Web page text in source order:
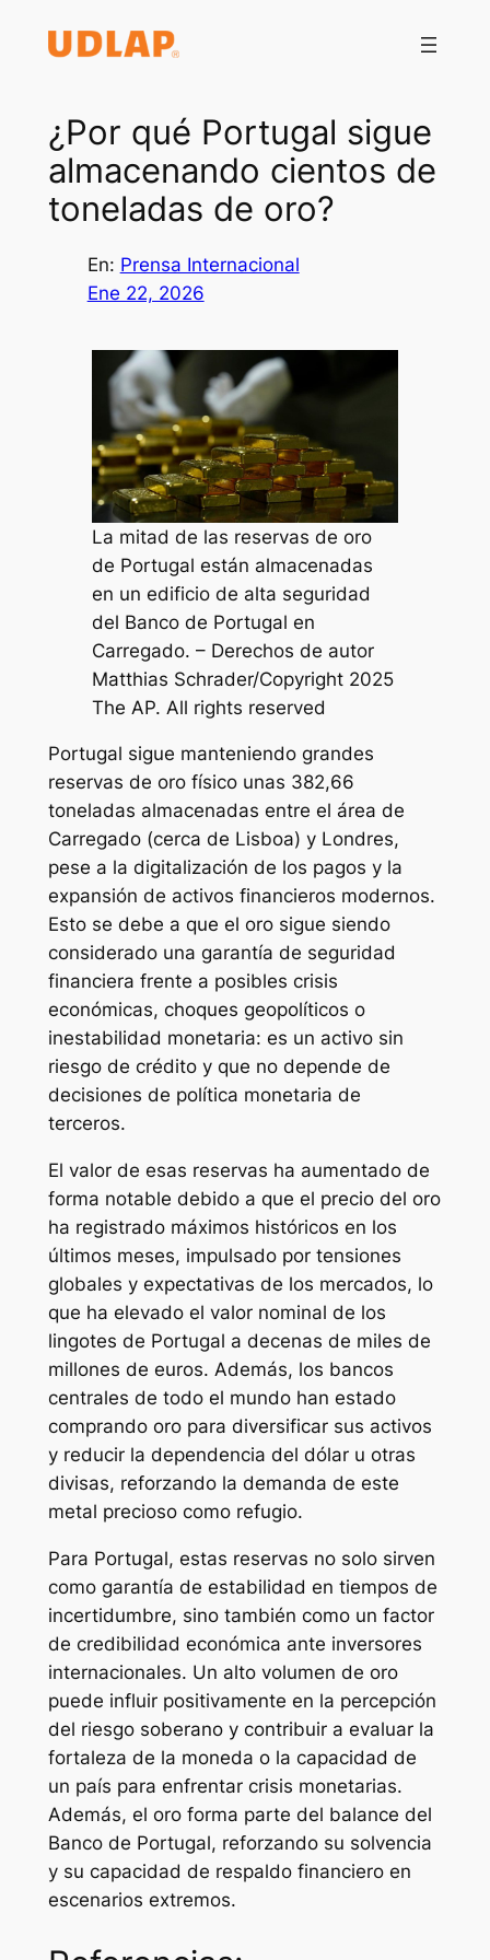
¿Por qué Portugal sigue
almacenando cientos de
toneladas de oro?
En: Prensa Internacional
Ene 22, 2026
La mitad de las reservas de oro
de Portugal están almacenadas
en un edificio de alta seguridad
del Banco de Portugal en
Carregado. – Derechos de autor
Matthias Schrader/Copyright 2025
The AP. All rights reserved
Portugal sigue manteniendo grandes
reservas de oro físico unas 382,66
toneladas almacenadas entre el área de
Carregado (cerca de Lisboa) y Londres,
pese a la digitalización de los pagos y la
expansión de activos financieros modernos.
Esto se debe a que el oro sigue siendo
considerado una garantía de seguridad
financiera frente a posibles crisis
económicas, choques geopolíticos o
inestabilidad monetaria: es un activo sin
riesgo de crédito y que no depende de
decisiones de política monetaria de
terceros.
El valor de esas reservas ha aumentado de
forma notable debido a que el precio del oro
ha registrado máximos históricos en los
últimos meses, impulsado por tensiones
globales y expectativas de los mercados, lo
que ha elevado el valor nominal de los
lingotes de Portugal a decenas de miles de
millones de euros. Además, los bancos
centrales de todo el mundo han estado
comprando oro para diversificar sus activos
y reducir la dependencia del dólar u otras
divisas, reforzando la demanda de este
metal precioso como refugio.
Para Portugal, estas reservas no solo sirven
como garantía de estabilidad en tiempos de
incertidumbre, sino también como un factor
de credibilidad económica ante inversores
internacionales. Un alto volumen de oro
puede influir positivamente en la percepción
del riesgo soberano y contribuir a evaluar la
fortaleza de la moneda o la capacidad de
un país para enfrentar crisis monetarias.
Además, el oro forma parte del balance del
Banco de Portugal, reforzando su solvencia
y su capacidad de respaldo financiero en
escenarios extremos.